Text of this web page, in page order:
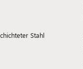
Stahl